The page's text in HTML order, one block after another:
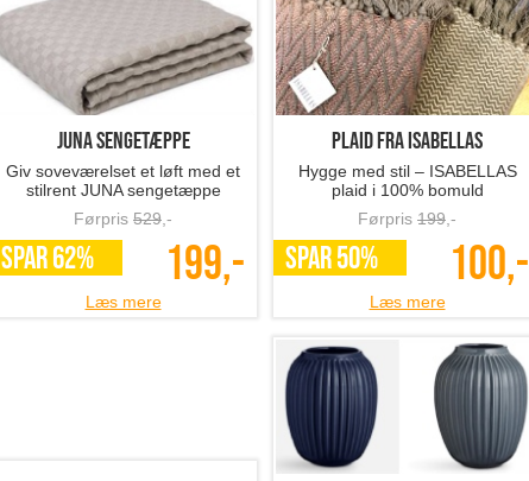
JUNA sengetæppe
Giv soveværelset et løft med et
stilrent JUNA sengetæppe
Førpris 529 ,-
SPAR 62% 199,-
Læs mere
Plaid fra ISABELLAS
Hygge med stil – ISABELLAS
plaid i 100% bomuld
Førpris 199 ,-
SPAR 50% 100,-
Læs mere